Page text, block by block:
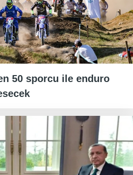
50 sporcu ile enduro